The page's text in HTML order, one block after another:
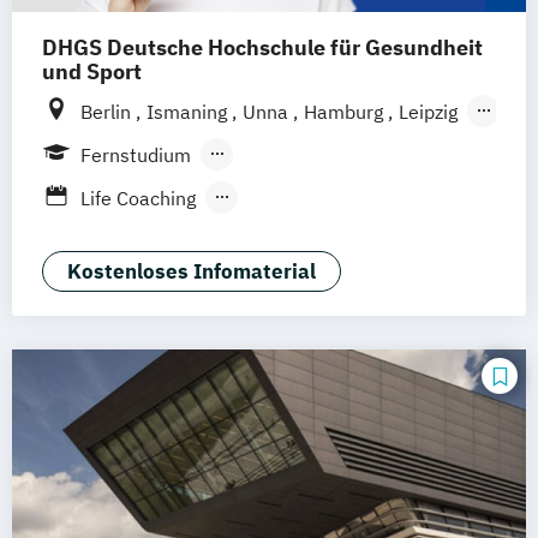
DHGS Deutsche Hochschule für Gesundheit
und Sport
Berlin Ismaning Unna Hamburg
Leipzig
Köln
Frankfurt
Fernstudium
Berufsbegleitendes Präsenzstudium
Life Coaching
Psychologie
Kostenloses Infomaterial